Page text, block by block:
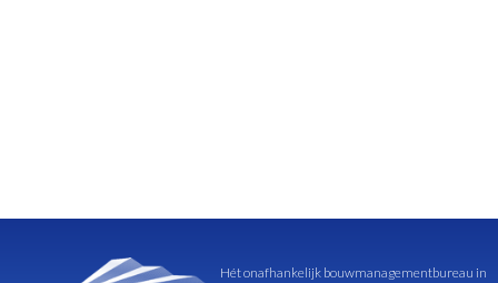
Hét onafhankelijk bouwmanagementbureau in